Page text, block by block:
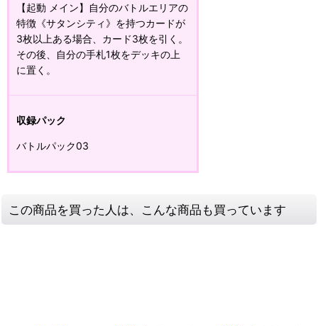
【起動 メイン】自分のバトルエリアの
特徴《サタンシティ》を持つカードが
3枚以上ある場合、カード3枚を引く。
その後、自分の手札1枚をデッキの上
に置く。
収録パック
バトルパック03
この商品を買った人は、こんな商品も買っています